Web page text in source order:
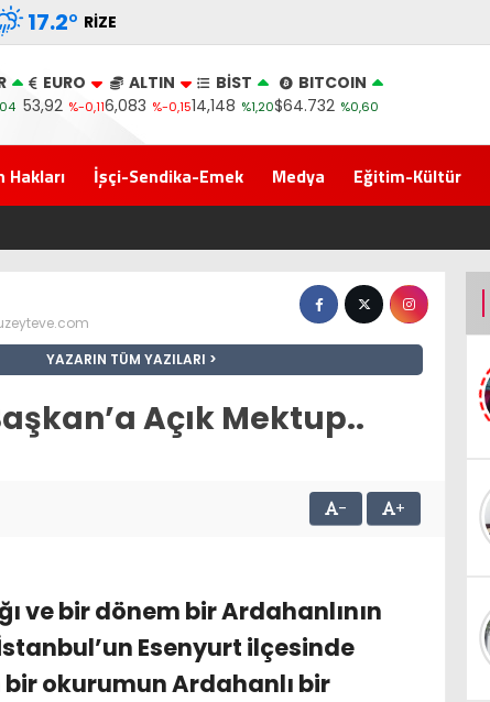
17.2° RIZE
EURO
53,92 %-0,11
ALTIN
6,083 %-0,15
BİST
14,148 %1,20
BITCOIN
$64.732 %0,60
Hakları İşçi-Sendika-Emek Medya Eğitim-Kültür
YAZARIN TÜM YAZILARI
Açık Mektup..
- +
ve bir dönem bir Ardahanlının
Esenyurt ilçesinde
okurumun Ardahanlı bir